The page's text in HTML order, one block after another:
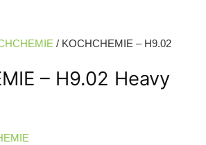
/ KOCHCHEMIE – H9.02
– H9.02 Heavy